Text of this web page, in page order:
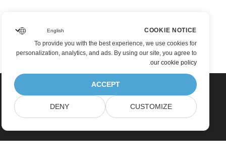
COOKIE NOTICE
To provide you with the best experience, we use cookies for
personalization, analytics, and ads. By using our site, you agree to
our cookie policy
.
ACCEPT
CUSTOMIZE
DENY